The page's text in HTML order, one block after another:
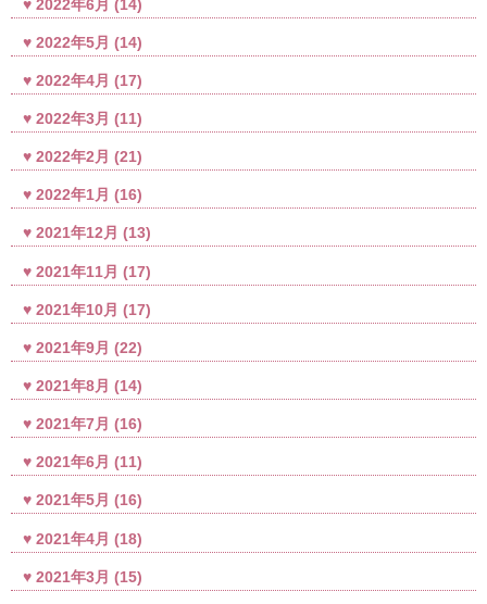
2022年6月 (14)
2022年5月 (14)
2022年4月 (17)
2022年3月 (11)
2022年2月 (21)
2022年1月 (16)
2021年12月 (13)
2021年11月 (17)
2021年10月 (17)
2021年9月 (22)
2021年8月 (14)
2021年7月 (16)
2021年6月 (11)
2021年5月 (16)
2021年4月 (18)
2021年3月 (15)